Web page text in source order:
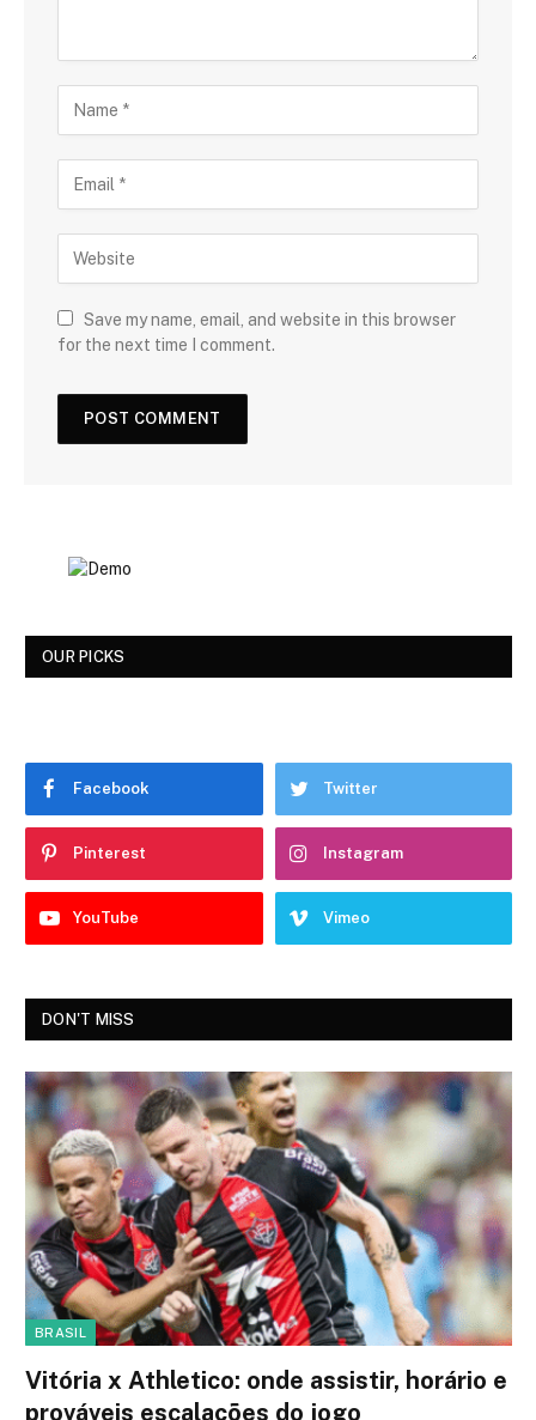
Save my name, email, and website in this browser
for the next time I comment.
OUR PICKS
Facebook Twitter
Pinterest Instagram
YouTube Vimeo
DON'T MISS
BRASIL
Vitória x Athletico: onde assistir, horário e
prováveis escalações do jogo